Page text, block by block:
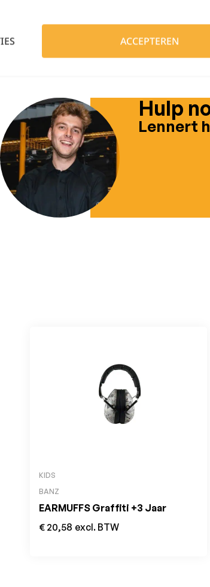
Deze hoofdtelefoon is geschikt
Hulp
Lennert
KIDS
BANZ
EARMUFFS Graffiti +3 Jaar
€ 20,58 excl. BTW
ACCEPTEREN